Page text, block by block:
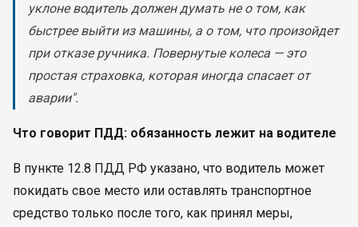
уклоне водитель должен думать не о том, как
быстрее выйти из машины, а о том, что произойдет
при отказе ручника. Повернутые колеса — это
простая страховка, которая иногда спасает от
аварии".
Что говорит ПДД: обязанность лежит на водителе
В пункте 12.8 ПДД РФ указано, что водитель может
покидать свое место или оставлять транспортное
средство только после того, как принял меры,